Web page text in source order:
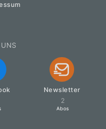
Newsletter
2
Abos